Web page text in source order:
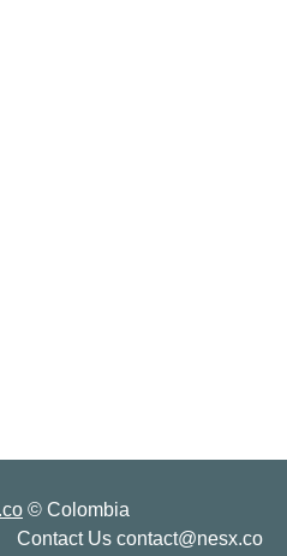
© Colombia
Contact Us contact@nesx.co